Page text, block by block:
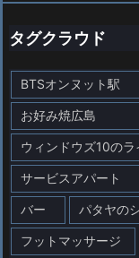
タグクラウド
BTSオンヌット駅
お好み焼広島
ウィンドウズ10の
サービスアパート
バー パタヤの
フットマッサージ